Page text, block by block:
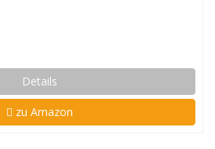
Details
zu Amazon